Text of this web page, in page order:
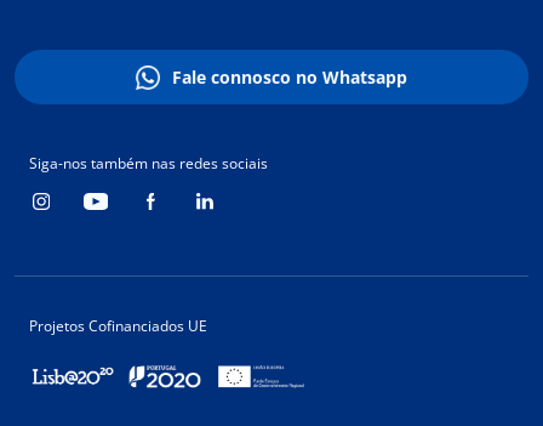
Fale connosco no Whatsapp
Siga-nos também nas redes sociais
Projetos Cofinanciados UE